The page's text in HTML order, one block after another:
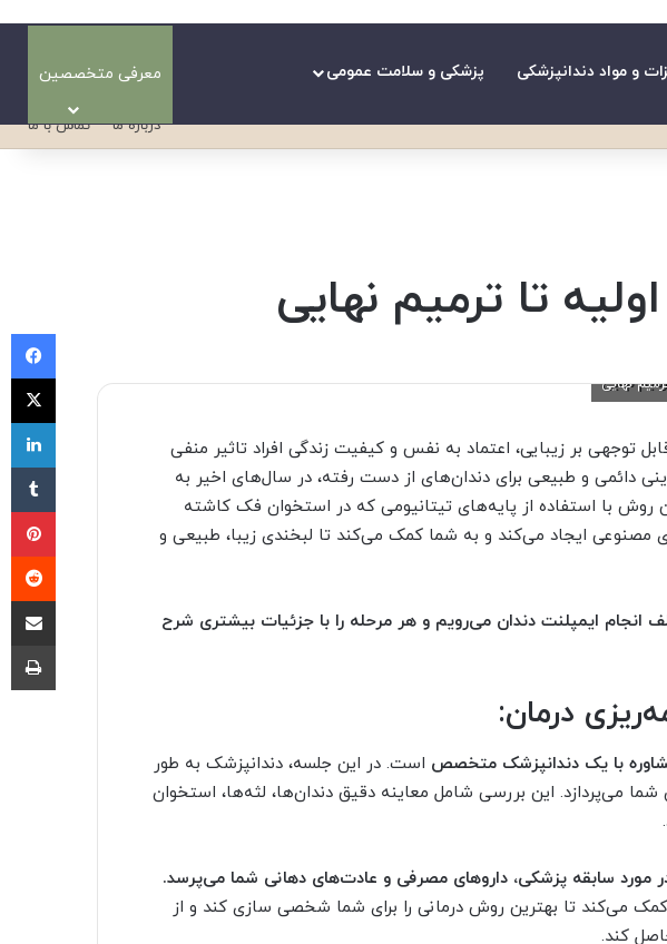
و مواد دندانپزشکی پزشکی و سلامت عمومی معرفی متخصصین
درباره ما تماس با ما
تا ترمیم نهایی
نهایی
توجهی بر زیبایی، اعتماد به نفس و کیفیت زندگی افراد تاثیر منفی
دائمی و طبیعی برای دندان‌های از دست رفته، در سال‌های اخیر به
با استفاده از پایه‌های تیتانیومی که در استخوان فک کاشته
مصنوعی ایجاد می‌کند و به شما کمک می‌کند تا لبخندی زیبا، طبیعی و
انجام ایمپلنت دندان می‌رویم و هر مرحله را با جزئیات بیشتری شرح
با یک دندانپزشک متخصص است. در این جلسه، دندانپزشک به طور
می‌پردازد. این بررسی شامل معاینه دقیق دندان‌ها، لثه‌ها، استخوان
مورد سابقه پزشکی، داروهای مصرفی و عادت‌های دهانی شما می‌پرسد.
می‌کند تا بهترین روش درمانی را برای شما شخصی سازی کند و از
کند.
X
اشتراک